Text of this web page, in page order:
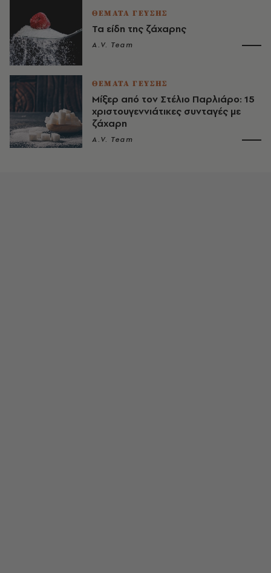
ΘΕΜΑΤΑ ΓΕΥΣΗΣ
Τα είδη της ζάχαρης
A.V. Team
ΘΕΜΑΤΑ ΓΕΥΣΗΣ
Μίξερ από τον Στέλιο Παρλιάρο: 15
χριστουγεννιάτικες συνταγές με
ζάχαρη
A.V. Team